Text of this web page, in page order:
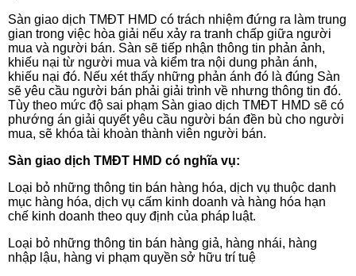
Sàn giao dịch TMĐT HMD có trách nhiệm đứng ra làm trung
gian trong việc hòa giải nếu xảy ra tranh chấp giữa người
mua và người bán. Sàn sẽ tiếp nhận thông tin phản ảnh,
khiếu nại từ người mua và kiểm tra nội dung phản ánh,
khiếu nại đó. Nếu xét thấy những phản ánh đó là đúng Sàn
sẽ yêu cầu người bán phải giải trình về nhưng thông tin đó.
Tùy theo mức độ sai phạm Sàn giao dịch TMĐT HMD sẽ có
phướng án giải quyết yêu cầu người bán đền bù cho người
mua, sẽ khóa tài khoàn thành viên người bán.
Sàn giao dịch TMĐT HMD có nghĩa vụ:
Loại bỏ những thông tin bán hàng hóa, dịch vụ thuộc danh
mục hàng hóa, dịch vụ cấm kinh doanh và hàng hóa hạn
chế kinh doanh theo quy định của pháp luật.
Loại bỏ những thông tin bán hàng giả, hàng nhái, hàng
nhập lậu, hàng vi phạm quyền sở hữu trí tuệ